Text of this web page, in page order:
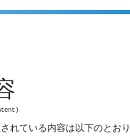
れている内容は以下のとお